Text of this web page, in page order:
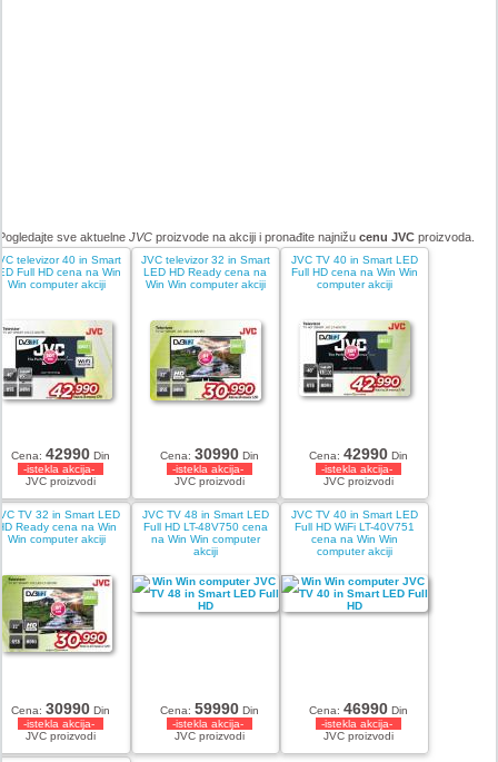
sve aktuelneJVC proizvode na akciji i pronađite najnižucenu JVC proizvoda.
televizor 40 in Smart
Full HD cena na Win
Win computer akciji
Cena:42990 Din
-istekla akcija-
JVC proizvodi
JVC televizor 32 in Smart
LED HD Ready cena na
Win Win computer akciji
Cena:30990 Din
-istekla akcija-
JVC proizvodi
JVC TV 40 in Smart LED
Full HD cena na Win Win
computer akciji
Cena:42990 Din
-istekla akcija-
JVC proizvodi
TV 32 in Smart LED
Ready cena na Win
Win computer akciji
Cena:30990 Din
-istekla akcija-
JVC proizvodi
JVC TV 48 in Smart LED
Full HD LT-48V750 cena
na Win Win computer
akciji
Cena:59990 Din
-istekla akcija-
JVC proizvodi
JVC TV 40 in Smart LED
Full HD WiFi LT-40V751
cena na Win Win
computer akciji
Cena:46990 Din
-istekla akcija-
JVC proizvodi